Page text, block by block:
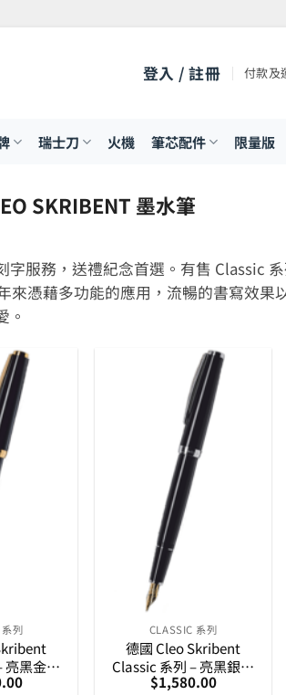
登入 / 註冊 付款及
瑞士刀 火機 筆芯配件 限量版
SKRIBENT 墨水筆
字服務，送禮紀念首選。有售 Classic
來憑藉多功能的應用，流暢的書寫效
。
列
亮黑金夾
水筆
CLASSIC 系列
德國 Cleo Skribent
Classic 系列 – 亮黑銀夾
14K 金筆咀墨水筆
$1,580.00